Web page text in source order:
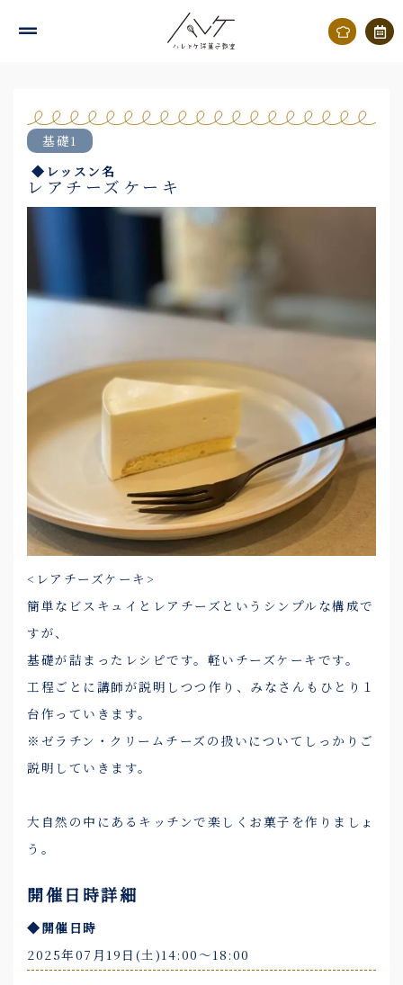
基礎1
◆レッスン名
レアチーズケーキ
<レアチーズケーキ>
簡単なビスキュイとレアチーズというシンプルな構成で
すが、
基礎が詰まったレシピです。軽いチーズケーキです。
工程ごとに講師が説明しつつ作り、みなさんもひとり１
台作っていきます。
※ゼラチン・クリームチーズの扱いについてしっかりご
説明していきます。
大自然の中にあるキッチンで楽しくお菓子を作りましょ
う。
開催日時詳細
◆開催日時
2025年07月19日(土)14:00〜18:00